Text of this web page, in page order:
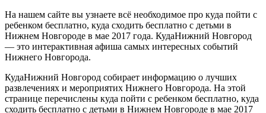
На нашем сайте вы узнаете всё необходимое про куда пойти с
ребенком бесплатно, куда сходить бесплатно с детьми в
Нижнем Новгороде в мае 2017 года. КудаНижний Новгород
— это интерактивная афиша самых интересных событий
Нижнего Новгорода.
КудаНижний Новгород собирает информацию о лучших
развлечениях и мероприятих Нижнего Новгорода. На этой
странице перечислены куда пойти с ребенком бесплатно, куда
сходить бесплатно с детьми в Нижнем Новгороде в мае 2017